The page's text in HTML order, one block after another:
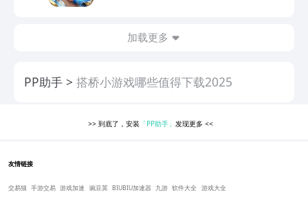
加载更多
PP助手 搭桥小游戏哪些值得下载2025
>> 到底了，安装 「PP助手」发现更多<<
友情链接
交易猫 手游交易 游戏加速 豌豆荚 BIUBIU加速器 九游 软件大全 游戏大全